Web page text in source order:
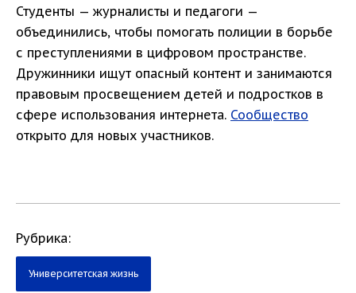
Студенты — журналисты и педагоги —
объединились, чтобы помогать полиции в борьбе
с преступлениями в цифровом пространстве.
Дружинники ищут опасный контент и занимаются
правовым просвещением детей и подростков в
сфере использования интернета. Сообщество
открыто для новых участников.
Рубрика:
Университетская жизнь